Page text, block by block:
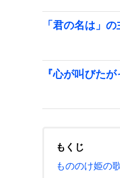
「君の名は」
『心が叫びた
もくじ
もののけ姫の